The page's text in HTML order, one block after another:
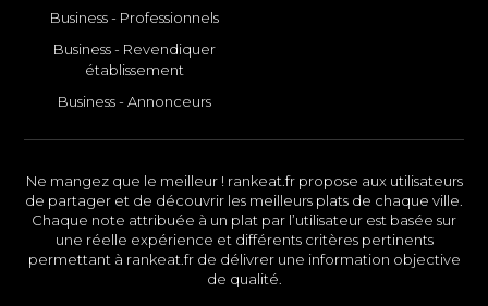
Business - Professionnels
Business - Revendiquer
établissement
Business - Annonceurs
Ne mangez que le meilleur ! rankeat.fr propose aux utilisateurs
de partager et de découvrir les meilleurs plats de chaque ville.
Chaque note attribuée à un plat par l’utilisateur est basée sur
une réelle expérience et différents critères pertinents
permettant à rankeat.fr de délivrer une information objective
de qualité.